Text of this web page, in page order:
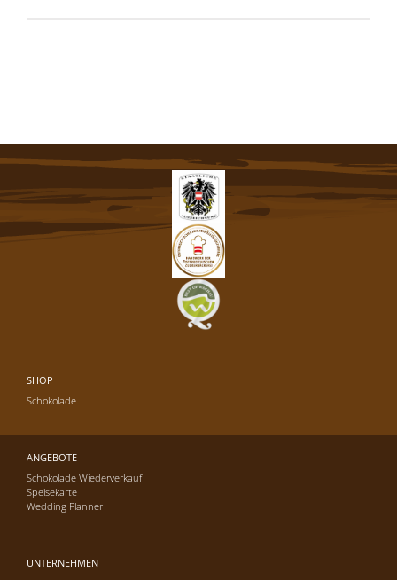
SHOP
Schokolade
ANGEBOTE
Schokolade Wiederverkauf
Speisekarte
Wedding Planner
UNTERNEHMEN